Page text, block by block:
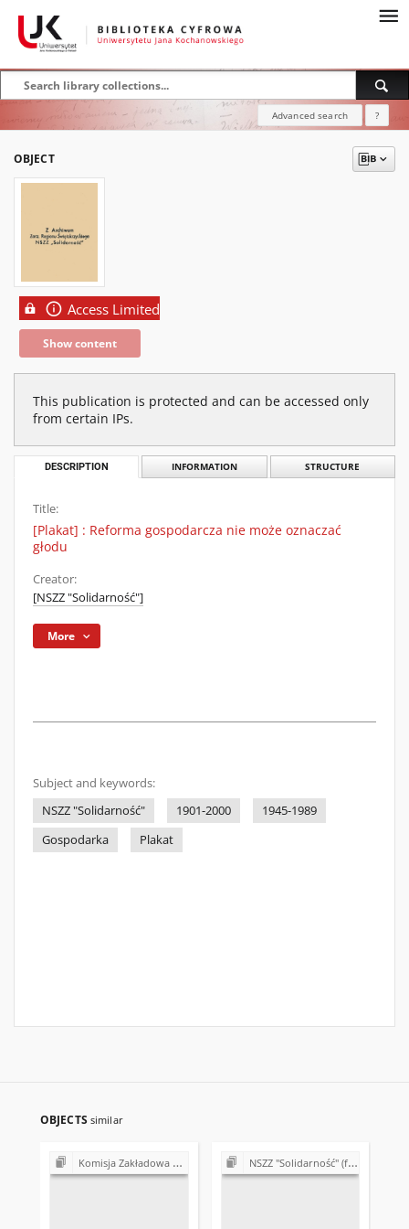
Advanced search ?
OBJECT
Access Limited
Show content
This publication is protected and can be accessed only
from certain IPs.
DESCRIPTION INFORMATION STRUCTURE
Title:
[Plakat] : Reforma gospodarcza nie może oznaczać
głodu
Creator:
[NSZZ "Solidarność"]
More
Subject and keywords:
NSZZ "Solidarność"
1901-2000
1945-1989
Gospodarka
Plakat
OBJECTS similar
Komisja Zakładowa NSZZ "Solidarność" przy Urzędzie Gminy w Bodzentynie NSZZ "Solidarność" (formalno-prawne podstawy działalności)